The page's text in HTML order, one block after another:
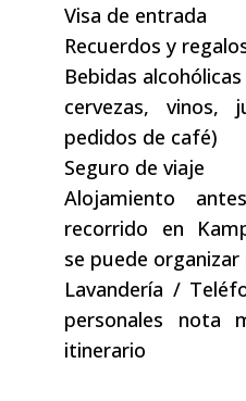
Visa de entrada
Recuerdos y
Bebidas
cervezas, vinos,
pedidos de café)
Seguro de viaje
Alojamiento
recorrido en
se puede
Lavandería /
personales nota
itinerario